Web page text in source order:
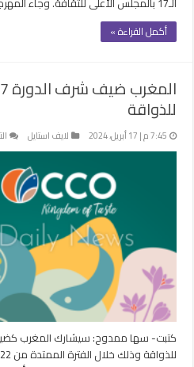
أكمل القراءة »
للذواقة
7:45 م | 17 أبريل، 2024 لايف استايل
كتبت- سها ممدوح: سيشارك المغرب